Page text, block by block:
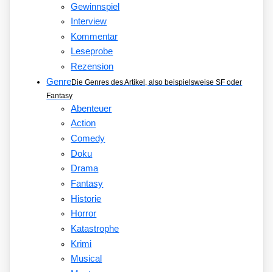
Gewinnspiel
Interview
Kommentar
Leseprobe
Rezension
GenreDie Genres des Artikel, also beispielsweise SF oder
Fantasy
Abenteuer
Action
Comedy
Doku
Drama
Fantasy
Historie
Horror
Katastrophe
Krimi
Musical